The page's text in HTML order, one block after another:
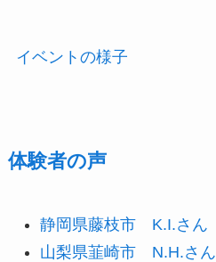
イベントの様子
体験者の声
静岡県藤枝市 K.I.さん
山梨県韮崎市 N.H.さん